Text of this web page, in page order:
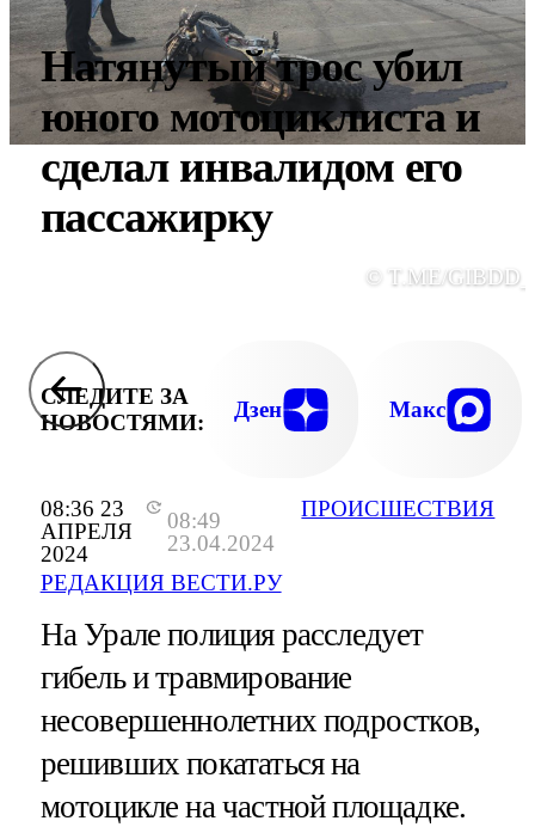
08:36 23
АПРЕЛЯ
2024
08:49
23.04.2024
РЕДАКЦИЯ ВЕСТИ.РУ
ПРОИСШЕСТВИЯ
Натянутый трос убил
юного мотоциклиста и
сделал инвалидом его
пассажирку
© T.ME/
СЛЕДИТЕ ЗА
НОВОСТЯМИ:
Дзен Макс
На Урале полиция расследует
гибель и травмирование
несовершеннолетних подростков,
решивших покататься на
мотоцикле на частной площадке.